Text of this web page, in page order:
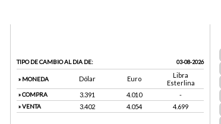
TIPO DE CAMBIO AL DIA DE: 03-08-2026
» MONEDA Dólar Euro
Libra
Esterlina
» COMPRA 3.391 4.010 -
» VENTA 3.402 4.054 4.699